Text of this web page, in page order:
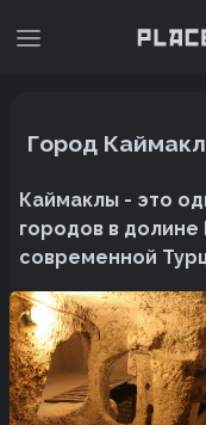
Город
Каймаклы - это
городов в долине
современной